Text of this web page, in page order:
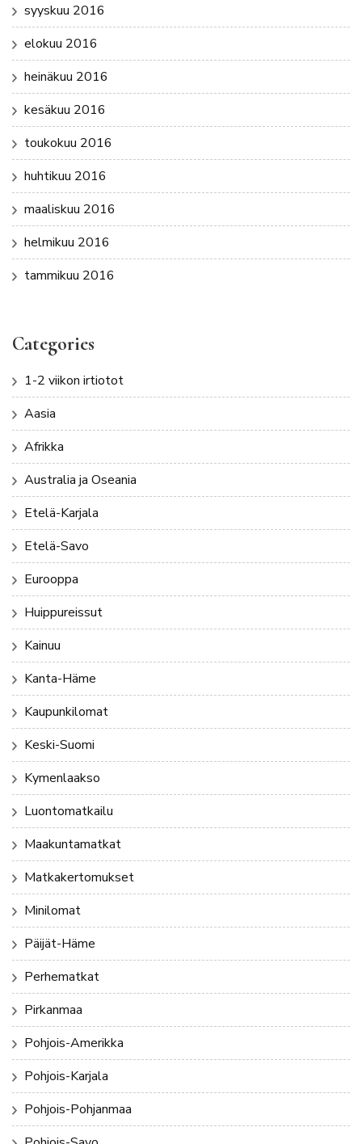
syyskuu 2016
elokuu 2016
heinäkuu 2016
kesäkuu 2016
toukokuu 2016
huhtikuu 2016
maaliskuu 2016
helmikuu 2016
tammikuu 2016
Categories
1-2 viikon irtiotot
Aasia
Afrikka
Australia ja Oseania
Etelä-Karjala
Etelä-Savo
Eurooppa
Huippureissut
Kainuu
Kanta-Häme
Kaupunkilomat
Keski-Suomi
Kymenlaakso
Luontomatkailu
Maakuntamatkat
Matkakertomukset
Minilomat
Päijät-Häme
Perhematkat
Pirkanmaa
Pohjois-Amerikka
Pohjois-Karjala
Pohjois-Pohjanmaa